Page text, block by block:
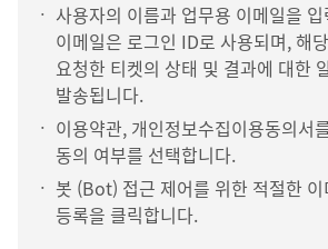
사용자의 이름과 업무용 이메일을
이메일은 로그인 ID로 사용되며, 해
요청한 티켓의 상태 및 결과에 대한
발송됩니다.
이용약관, 개인정보수집이용동의서
동의 여부를 선택합니다.
봇 (Bot) 접근 제어를 위한 적절한
등록을 클릭합니다.